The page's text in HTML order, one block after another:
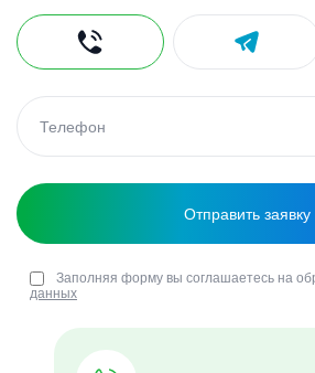
Заполняя форму вы соглашаетесь на
данных